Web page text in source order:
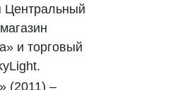
Центральный
и торговый
(2011) –